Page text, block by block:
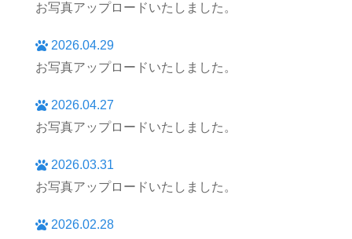
お写真アップロードいたしました。
2026.04.29
お写真アップロードいたしました。
2026.04.27
お写真アップロードいたしました。
2026.03.31
お写真アップロードいたしました。
2026.02.28